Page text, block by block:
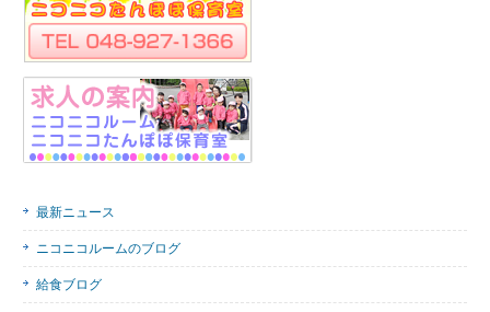
最新ニュース
ニコニコルームのブログ
給食ブログ